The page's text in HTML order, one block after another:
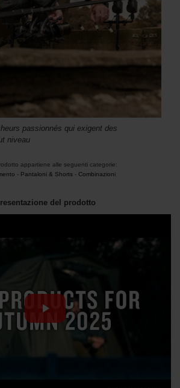
passionnés qui exigent des
niveau
appartiene alle seguenti categorie:
- Pantaloni & Shorts- Combinazioni
del prodotto